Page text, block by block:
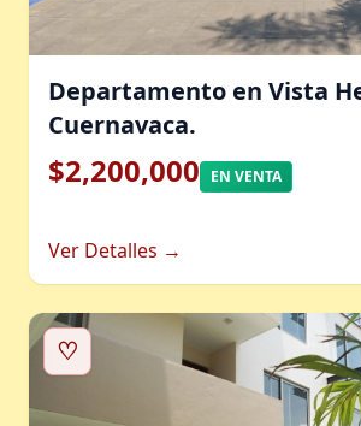
Departamento en Vista
Cuernavaca.
$2,200,000 EN VENTA
Ver Detalles →
♡